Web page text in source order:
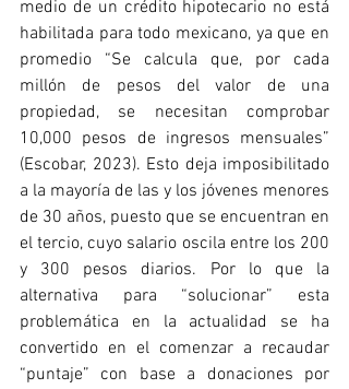
medio de un crédito hipotecario no está
habilitada para todo mexicano, ya que en
promedio “Se calcula que, por cada
millón de pesos del valor de una
propiedad, se necesitan comprobar
10,000 pesos de ingresos mensuales”
(Escobar, 2023). Esto deja imposibilitado
a la mayoría de las y los jóvenes menores
de 30 años, puesto que se encuentran en
el tercio, cuyo salario oscila entre los 200
y 300 pesos diarios. Por lo que la
alternativa para “solucionar” esta
problemática en la actualidad se ha
convertido en el comenzar a recaudar
“puntaje” con base a donaciones por